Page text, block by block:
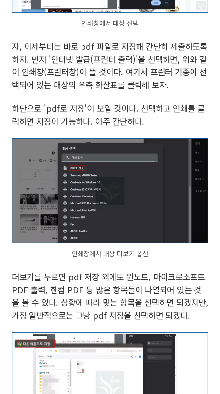
인쇄창에서 대상 선택
자, 이제부터는 바로 pdf 파일로 저장해 간단히 제출하도록
하자. 먼저 '인터넷 발급(프린터 출력)'을 선택하면, 위와 같
이 인쇄창(프린터창)이 뜰 것이다. 여기서 프린터 기종이 선
택되어 있는 대상의 우측 화살표를 클릭해 보자.
하단으로 'pdf로 저장'이 보일 것이다. 선택하고 인쇄를 클
릭하면 저장이 가능하다. 아주 간단하다.
인쇄창에서 대상 더보기 옵션
더보기를 누르면 pdf 저장 외에도 원노트, 마이크로소프트
PDF 출력, 한컴 PDF 등 많은 항목들이 나열되어 있는 것
을 볼 수 있다. 상황에 따라 맞는 항목을 선택하면 되겠지만,
가장 일반적으로는 그냥 pdf 저장을 선택하면 되겠다.